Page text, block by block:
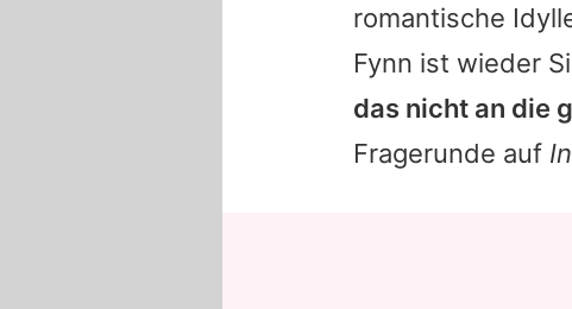
romantische
Fynn ist wieder
das nicht an die
Fragerunde auf